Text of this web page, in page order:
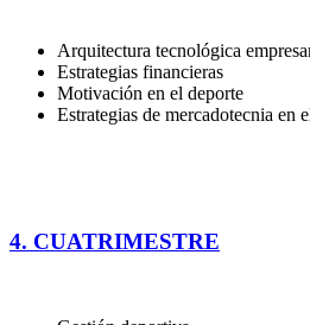
Arquitectura tecnológica
Estrategias financieras
Motivación en el deporte
Estrategias de mercadotecnia en
4. CUATRIMESTRE